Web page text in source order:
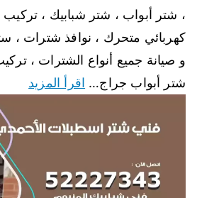
، شتر أبواب ، شتر شبابيك ،
كهربائي متحرك ، نوافذ شترات ،
و صيانة جميع أنواع الشترات ،
شتر أبواب جراج… اقرأ المزيد